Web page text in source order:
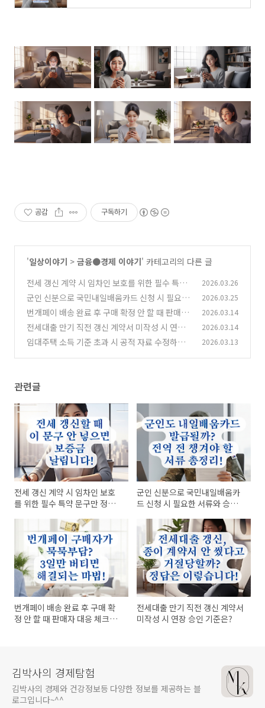
공감 구독하기
'일상이야기 > 금융●경제 이야기' 카테고리의 다른 글
전세 갱신 계약 시 임차인 보호를 위한 필수 특약
문구만 정리했습니다! (1)
2026.03.26
군인 신분으로 국민내일배움카드 신청 시 필요한
서류와 승인 단계는? (0)
2026.03.25
번개페이 배송 완료 후 구매 확정 안 할 때 판매자
대응 체크리스트! (0)
2026.03.14
전세대출 만기 직전 갱신 계약서 미작성 시 연장
승인 기준은?
(0)
2026.03.14
임대주택 소득 기준 초과 시 공적 자료 수정하는
2026.03.13
관련글
전세 갱신 계약 시 임차인 보호
를 위한 필수 특약 문구만 정리
군인 신분으로 국민내일배움카
드 신청 시 필요한 서류와 승인
번개페이 배송 완료 후 구매 확
정 안 할 때 판매자 대응 체크리
전세대출 만기 직전 갱신 계약서
미작성 시 연장 승인 기준은?
김박사의 경제탐험
김박사의 경제와 건강정보등 다양한 정보를 제공하는 블
로그입니다~^^